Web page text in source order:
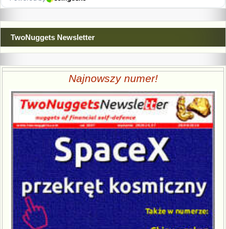
TwoNuggets Newsletter
Najnowszy numer!